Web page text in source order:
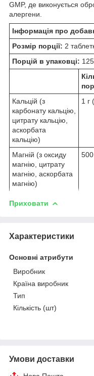
GMP, де виконується
алергени.
Інформація про
Розмір порції: 2
Порцій в упаковці: 125
Кальцій (з
карбонату кальцію,
цитрату кальцію,
аскорбата
кальцію)
1 г
Магній (з оксиду
магнію, цитрату
магнію, аскорбата
магнію)
Приховати
Характеристики
Основні атрибути
Виробник
Країна виробник
Тип
Кількість (шт)
Умови доставки